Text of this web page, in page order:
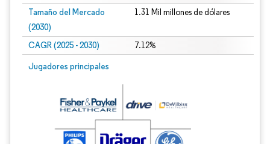
Tamaño del Mercado
(2030)
1.31 Mil millones de dólares
CAGR (2025 - 2030) 7.12%
Jugadores principales